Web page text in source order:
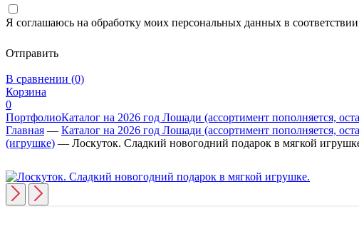
Я соглашаюсь на обработку моих персональных данных в
Отправить
В сравнении (0)
Корзина
0
ПортфолиоКаталог на 2026 год Лошади (ассортимент пополняется,
Главная — Каталог на 2026 год Лошади (ассортимент пополняется,
(игрушке) — Лоскуток. Сладкий новогодний подарок в мягкой